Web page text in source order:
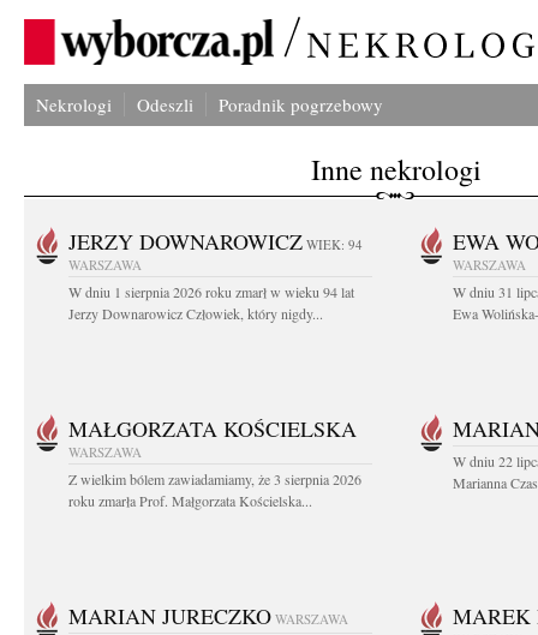
Nekrologi Odeszli Poradnik pogrzebowy
Inne nekrologi
JERZY DOWNAROWICZ WIEK: 94
WARSZAWA
W dniu 1 sierpnia 2026 roku zmarł w wieku 94 lat
Jerzy Downarowicz Człowiek, który nigdy...
EWA
WARSZAWA
W dniu 31
Ewa
MAŁGORZATA KOŚCIELSKA
WARSZAWA
Z wielkim bólem zawiadamiamy, że 3 sierpnia 2026
roku zmarła Prof. Małgorzata Kościelska...
W dniu 22
Marianna
MARIAN JURECZKO WARSZAWA MAREK